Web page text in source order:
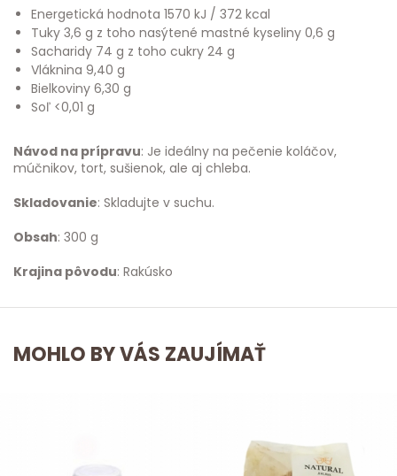
Energetická hodnota 1570 kJ / 372 kcal
Tuky 3,6 g z toho nasýtené mastné kyseliny 0,6 g
Sacharidy 74 g z toho cukry 24 g
Vláknina 9,40 g
Bielkoviny 6,30 g
Soľ <0,01 g
Návod na prípravu: Je ideálny na pečenie koláčov,
múčnikov, tort, sušienok, ale aj chleba.
Skladovanie: Skladujte v suchu.
Obsah: 300 g
Krajina pôvodu: Rakúsko
MOHLO BY VÁS ZAUJÍMAŤ